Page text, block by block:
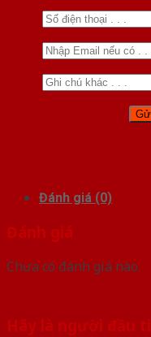
Đánh giá (0)
Đánh giá
Chưa có đánh giá nào.
Hãy là người đầu